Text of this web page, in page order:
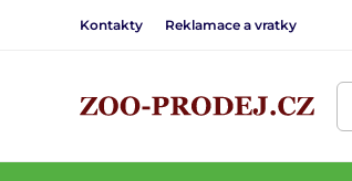
Kontakty Reklamace a vratky